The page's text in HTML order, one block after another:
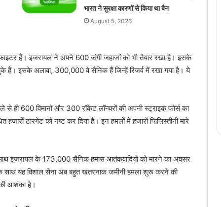
भारत ने सुरक्षा कारणों से किया था बैन
August 5, 2026
हैं। इजरायल ने अपने 600 जंगी जहाजों को भी तैयार रखा है। इसके
इसके अलावा, 300,000 वे सैनिक हैं जिन्हें रिजर्व में रखा गया है। ये
से ही 600 विमानों और 300 रॉकेट लॉन्चरों की अपनी स्ट्राइक फोर्स का
टारगेट को नष्ट कर दिया है। इन हमलों में हजारों फिलिस्तीनी मारे
इजरायल के 173,000 सैनिक हमास आतंकवादियों को मारने का अवसर
साथ यह विशाल सेना अब बहुत खतरनाक जमीनी हमला शुरू करने की
आशंका है।